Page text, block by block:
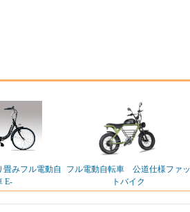
みフル電動自
E-
フル電動自転車 公道仕様ファッ
トバイク